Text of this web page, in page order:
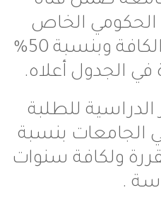
الخاص
للمراحل الدراسية الكافة وبنسبة 50%
أعلاه.
للطلبة
بنسبة
سنوات